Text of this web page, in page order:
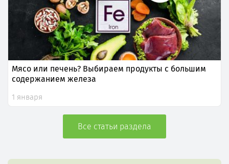
Мясо или печень? Выбираем продукты с большим
содержанием железа
1 января
Все статьи раздела